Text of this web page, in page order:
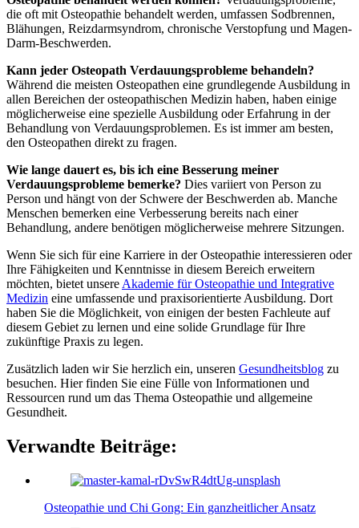
die oft mit Osteopathie behandelt werden, umfassen Sodbrennen,
Blähungen, Reizdarmsyndrom, chronische Verstopfung und Magen-
Darm-Beschwerden.
Kann jeder Osteopath Verdauungsprobleme behandeln?
Während die meisten Osteopathen eine grundlegende Ausbildung in
allen Bereichen der osteopathischen Medizin haben, haben einige
möglicherweise eine spezielle Ausbildung oder Erfahrung in der
Behandlung von Verdauungsproblemen. Es ist immer am besten,
den Osteopathen direkt zu fragen.
Wie lange dauert es, bis ich eine Besserung meiner
Verdauungsprobleme bemerke? Dies variiert von Person zu
Person und hängt von der Schwere der Beschwerden ab. Manche
Menschen bemerken eine Verbesserung bereits nach einer
Behandlung, andere benötigen möglicherweise mehrere Sitzungen.
Wenn Sie sich für eine Karriere in der Osteopathie interessieren oder
Ihre Fähigkeiten und Kenntnisse in diesem Bereich erweitern
möchten, bietet unsere Akademie für Osteopathie und Integrative
Medizin eine umfassende und praxisorientierte Ausbildung. Dort
haben Sie die Möglichkeit, von einigen der besten Fachleute auf
diesem Gebiet zu lernen und eine solide Grundlage für Ihre
zukünftige Praxis zu legen.
Zusätzlich laden wir Sie herzlich ein, unseren Gesundheitsblog zu
besuchen. Hier finden Sie eine Fülle von Informationen und
Ressourcen rund um das Thema Osteopathie und allgemeine
Gesundheit.
Verwandte Beiträge:
Osteopathie und Chi Gong: Ein ganzheitlicher Ansatz